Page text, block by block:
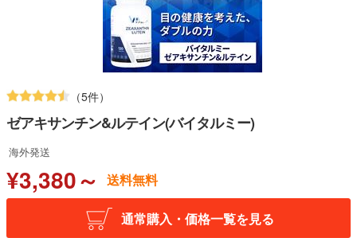
（5件）
ゼアキサンチン&ルテイン(バイタルミー)
海外発送
¥3,380～ 送料無料
通常購入・価格一覧を見る